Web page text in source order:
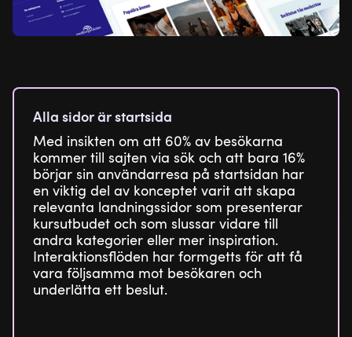
Alla sidor är startsida
Med insikten om att 60% av besökarna
kommer till sajten via sök och att bara 16%
börjar sin användarresa på startsidan har
en viktig del av konceptet varit att skapa
relevanta landningssidor som presenterar
kursutbudet och som slussar vidare till
andra kategorier eller mer inspiration.
Interaktionsflöden har formgetts för att få
vara följsamma mot besökaren och
underlätta ett beslut.